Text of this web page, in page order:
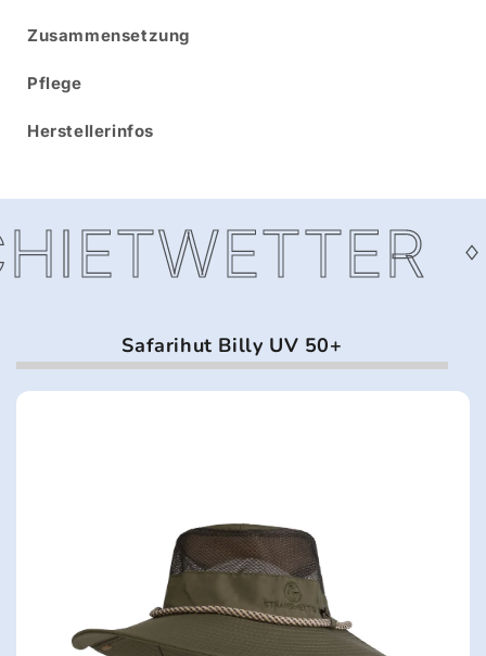
Zusammensetzung
Pflege
Herstellerinfos
Safarihut Billy UV 50+